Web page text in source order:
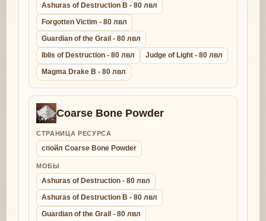
Ashuras of Destruction B - 80 лвл
Forgotten Victim - 80 лвл
Guardian of the Grail - 80 лвл
Iblis of Destruction - 80 лвл
Judge of Light - 80 лвл
Magma Drake B - 80 лвл
Coarse Bone Powder
СТРАНИЦА РЕСУРСА
спойл Coarse Bone Powder
МОБЫ
Ashuras of Destruction - 80 лвл
Ashuras of Destruction B - 80 лвл
Guardian of the Grail - 80 лвл